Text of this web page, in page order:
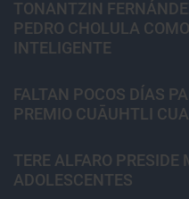
TONANTZIN
PEDRO CHOLULA
INTELIGENTE
FALTAN POCOS DÍAS
PREMIO CUĀUHTLI
TERE ALFARO PRESIDE
ADOLESCENTES